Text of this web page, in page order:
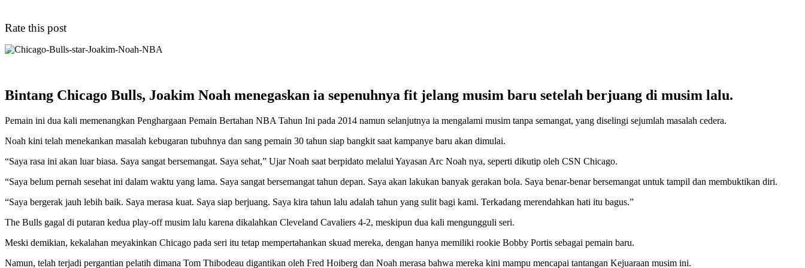
Rate this post
Bintang Chicago Bulls, Joakim Noah menegaskan ia sepenuhnya fit jelang musim baru setelah berjuang di musim lalu.
Pemain ini dua kali memenangkan Penghargaan Pemain Bertahan NBA Tahun Ini pada 2014 namun selanjutnya ia mengalami musim tanpa semangat, yang diselingi sejumlah masalah cedera.
Noah kini telah menekankan masalah kebugaran tubuhnya dan sang pemain 30 tahun siap bangkit saat kampanye baru akan dimulai.
“Saya rasa ini akan luar biasa. Saya sangat bersemangat. Saya sehat,” Ujar Noah saat berpidato melalui Yayasan Arc Noah nya, seperti dikutip oleh CSN Chicago.
“Saya belum pernah sesehat ini dalam waktu yang lama. Saya sangat bersemangat tahun depan. Saya akan lakukan banyak gerakan bola. Saya benar-benar bersemangat untuk tampil dan membuktikan diri.
“Saya bergerak jauh lebih baik. Saya merasa kuat. Saya siap berjuang. Saya kira tahun lalu adalah tahun yang sulit bagi kami. Terkadang merendahkan hati itu bagus.”
The Bulls gagal di putaran kedua play-off musim lalu karena dikalahkan Cleveland Cavaliers 4-2, meskipun dua kali mengungguli seri.
Meski demikian, kekalahan meyakinkan Chicago pada seri itu tetap mempertahankan skuad mereka, dengan hanya memiliki rookie Bobby Portis sebagai pemain baru.
Namun, telah terjadi pergantian pelatih dimana Tom Thibodeau digantikan oleh Fred Hoiberg dan Noah merasa bahwa mereka kini mampu mencapai tantangan Kejuaraan musim ini.